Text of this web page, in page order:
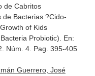
de Cabritos
de Bacterias ?Cido-
of Kids
Probiotic). En:
Núm. 4. Pag. 395-405
Guerrero, José